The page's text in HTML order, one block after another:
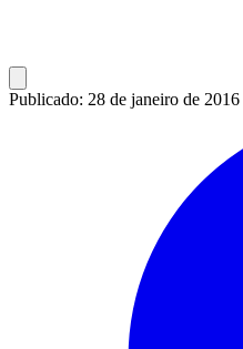
Publicado: 28 de janeiro de 2016